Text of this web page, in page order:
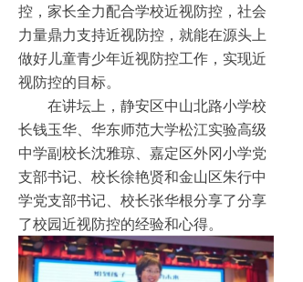
控，家长全力配合学校近视防控，社会
力量鼎力支持近视防控，就能在源头上
做好儿童青少年近视防控工作，实现近
视防控的目标。
在讲坛上，静安区中山北路小学校
长钱玉华、华东师范大学松江实验高级
中学副校长沈雅琼、嘉定区外冈小学党
支部书记、校长徐艳贤和金山区朱行中
学党支部书记、校长张华根分享了分享
了校园近视防控的经验和心得。